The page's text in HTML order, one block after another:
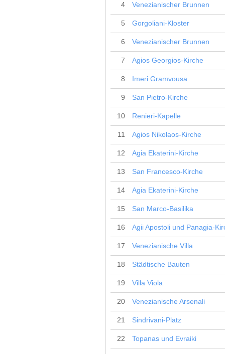
4 Venezianischer Brunnen
5 Gorgoliani-Kloster
6 Venezianischer Brunnen
7 Agios Georgios-Kirche
8 Imeri Gramvousa
9 San Pietro-Kirche
10 Renieri-Kapelle
11 Agios Nikolaos-Kirche
12 Agia Ekaterini-Kirche
13 San Francesco-Kirche
14 Agia Ekaterini-Kirche
15 San Marco-Basilika
16 Agii Apostoli und Panagia-
17 Venezianische Villa
18 Städtische Bauten
19 Villa Viola
20 Venezianische Arsenali
21 Sindrivani-Platz
22 Topanas und Evraiki